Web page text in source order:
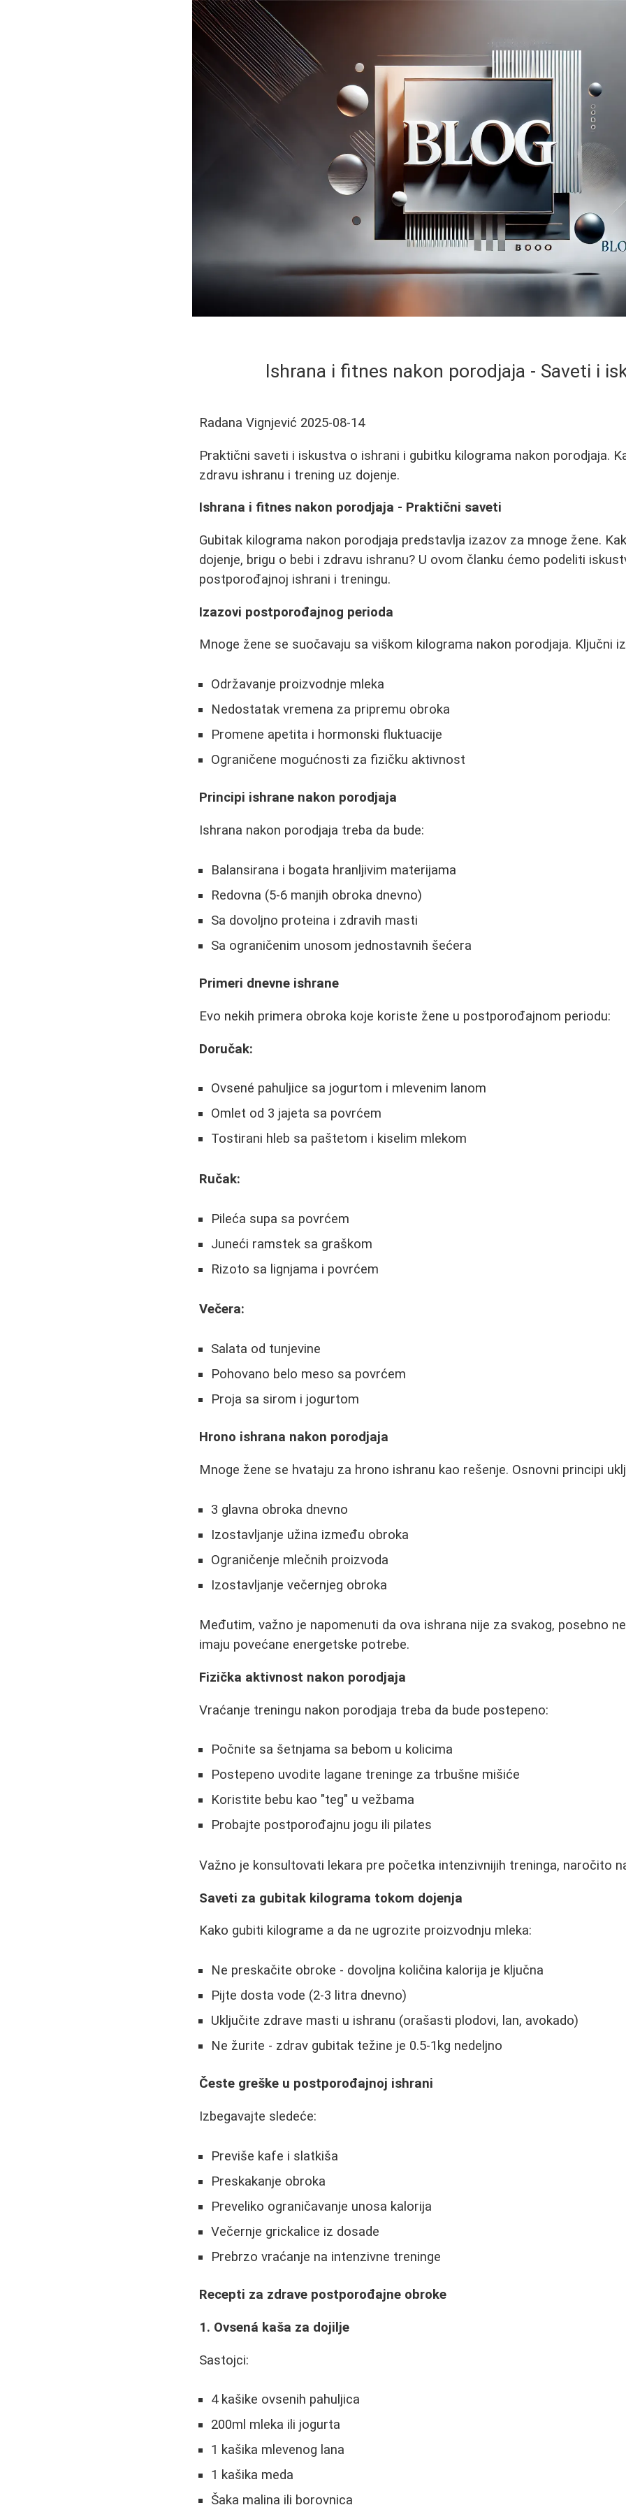
Ishrana i fitnes nakon porodjaja - Saveti i
Radana Vignjević 2025-08-14
Praktični saveti i iskustva o ishrani i gubitku kilograma nakon porodjaja.
zdravu ishranu i trening uz dojenje.
Ishrana i fitnes nakon porodjaja - Praktični saveti
Gubitak kilograma nakon porodjaja predstavlja izazov za mnoge žene.
dojenje, brigu o bebi i zdravu ishranu? U ovom članku ćemo podeliti
postporođajnoj ishrani i treningu.
Izazovi postporođajnog perioda
Mnoge žene se suočavaju sa viškom kilograma nakon porodjaja. Ključni
Održavanje proizvodnje mleka
Nedostatak vremena za pripremu obroka
Promene apetita i hormonski fluktuacije
Ograničene mogućnosti za fizičku aktivnost
Principi ishrane nakon porodjaja
Ishrana nakon porodjaja treba da bude:
Balansirana i bogata hranljivim materijama
Redovna (5-6 manjih obroka dnevno)
Sa dovoljno proteina i zdravih masti
Sa ograničenim unosom jednostavnih šećera
Primeri dnevne ishrane
Evo nekih primera obroka koje koriste žene u postporođajnom periodu:
Doručak:
Ovsené pahuljice sa jogurtom i mlevenim lanom
Omlet od 3 jajeta sa povrćem
Tostirani hleb sa paštetom i kiselim mlekom
Ručak:
Pileća supa sa povrćem
Juneći ramstek sa graškom
Rizoto sa lignjama i povrćem
Večera:
Salata od tunjevine
Pohovano belo meso sa povrćem
Proja sa sirom i jogurtom
Hrono ishrana nakon porodjaja
Mnoge žene se hvataju za hrono ishranu kao rešenje. Osnovni principi
3 glavna obroka dnevno
Izostavljanje užina između obroka
Ograničenje mlečnih proizvoda
Izostavljanje večernjeg obroka
Međutim, važno je napomenuti da ova ishrana nije za svakog, posebno
imaju povećane energetske potrebe.
Fizička aktivnost nakon porodjaja
Vraćanje treningu nakon porodjaja treba da bude postepeno:
Počnite sa šetnjama sa bebom u kolicima
Postepeno uvodite lagane treninge za trbušne mišiće
Koristite bebu kao "teg" u vežbama
Probajte postporođajnu jogu ili pilates
Važno je konsultovati lekara pre početka intenzivnijih treninga, naročito
Saveti za gubitak kilograma tokom dojenja
Kako gubiti kilograme a da ne ugrozite proizvodnju mleka:
Ne preskačite obroke - dovoljna količina kalorija je ključna
Pijte dosta vode (2-3 litra dnevno)
Uključite zdrave masti u ishranu (orašasti plodovi, lan, avokado)
Ne žurite - zdrav gubitak težine je 0.5-1kg nedeljno
Česte greške u postporođajnoj ishrani
Izbegavajte sledeće:
Previše kafe i slatkiša
Preskakanje obroka
Preveliko ograničavanje unosa kalorija
Večernje grickalice iz dosade
Prebrzo vraćanje na intenzivne treninge
Recepti za zdrave postporođajne obroke
1. Ovsená kaša za dojilje
Sastojci:
4 kašike ovsenih pahuljica
200ml mleka ili jogurta
1 kašika mlevenog lana
1 kašika meda
Šaka malina ili borovnica